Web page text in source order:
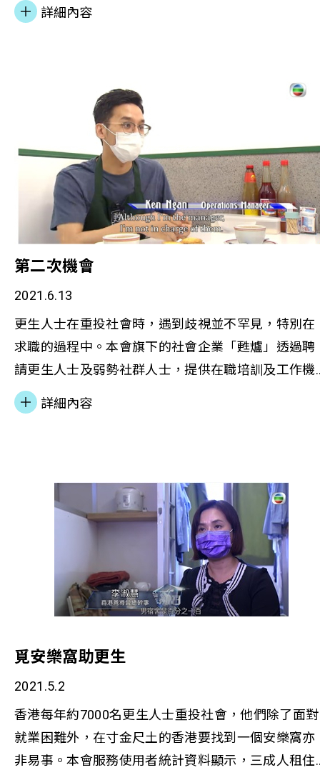
協助更生人士在社區獨立生活，遠離損友及壞習慣，
詳細內容
第二次機會
2021.6.13
更生人士在重投社會時，遇到歧視並不罕見，特別在
求職的過程中。本會旗下的社會企業「甦爐」透過聘
請更生人士及弱勢社群人士，提供在職培訓及工作機
會，為他們重建自信。 更生人士阿成現於「甦爐」工
作已近5年，雖然最初對做麵包不感興趣，但周圍同
爐」負責人Ken及阿成接受無綫新聞《明珠雜誌》訪
問，分享更生人士求職所面對的困難，及如何合力營
運「甦爐」。
詳細內容
覓安樂窩助更生
2021.5.2
香港每年約7000名更生人士重投社會，他們除了面對
就業困難外，在寸金尺土的香港要找到一個安樂窩亦
非易事。本會服務使用者統計資料顯示，三成人租住